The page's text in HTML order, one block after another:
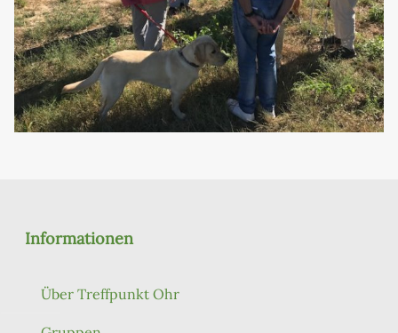
Informationen
Über Treffpunkt Ohr